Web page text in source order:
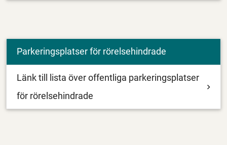
Parkeringsplatser för rörelsehindrade
Länk till lista över offentliga parkeringsplatser
för rörelsehindrade